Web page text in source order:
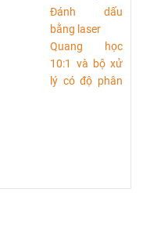
Đánh dấu
bằng laser
Quang học
10:1 và bộ xử
lý có độ phân